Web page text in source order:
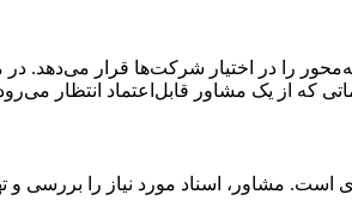
را در اختیار شرکت‌ها قرار می‌دهد. در
که از یک مشاور قابل‌اعتماد انتظار می‌رود
مشاور، اسناد مورد نیاز را بررسی و